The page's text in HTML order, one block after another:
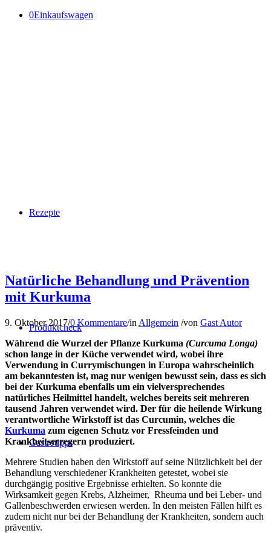
0Einkaufswagen
Rezepte
Produktcheck
Gastrotipps
Natürliche Behandlung und Prävention
mit Kurkuma
9. Oktober 2017/0 Kommentare/in Allgemein /von Gast Autor
Während die Wurzel der Pflanze Kurkuma (Curcuma Longa)
schon lange in der Küche verwendet wird, wobei ihre
Verwendung in Currymischungen in Europa wahrscheinlich
am bekanntesten ist, mag nur wenigen bewusst sein, dass es sich
bei der Kurkuma ebenfalls um ein vielversprechendes
natürliches Heilmittel handelt, welches bereits seit mehreren
tausend Jahren verwendet wird. Der für die heilende Wirkung
verantwortliche Wirkstoff ist das Curcumin, welches die
Kurkuma zum eigenen Schutz vor Fressfeinden und
Krankheitserregern produziert.
Mehrere Studien haben den Wirkstoff auf seine Nützlichkeit bei der
Behandlung verschiedener Krankheiten getestet, wobei sie
durchgängig positive Ergebnisse erhielten. So konnte die
Wirksamkeit gegen Krebs, Alzheimer, Rheuma und bei Leber- und
Gallenbeschwerden erwiesen werden. In den meisten Fällen hilft es
zudem nicht nur bei der Behandlung der Krankheiten, sondern auch
präventiv.